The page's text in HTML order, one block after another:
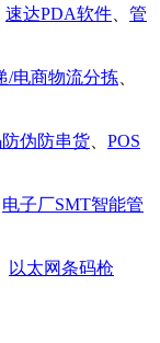
速达PDA软件
管
/电商物流分拣
伪防串货
POS
电子厂SMT智能管
以太网条码枪